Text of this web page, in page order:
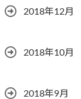
2018年12月
2018年10月
2018年9月